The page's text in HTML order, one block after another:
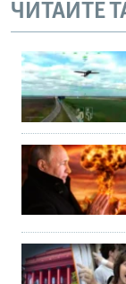
ЧИТАЙТЕ